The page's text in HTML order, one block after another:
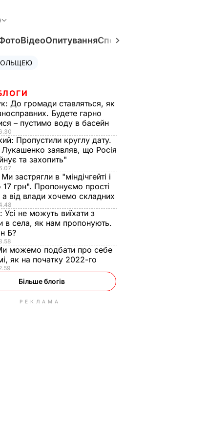
ВідеоОпитуванняСпецпроєкти
До громади ставляться, як
Будете гарно
– пустимо воду в басейн
Пропустили круглу дату.
Лукашенко заявляв, що Росія
та захопить"
Ми застрягли в "міндічгейті і
17 грн". Пропонуємо прості
а від влади хочемо складних
Усі не можуть виїхати з
в села, як нам пропонують.
Б?
можемо подбати про себе
як на початку 2022-го
Більше блогів
РЕКЛАМА